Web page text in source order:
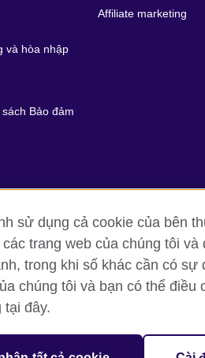
và hòa nhập
Bảo đảm
Affiliate marketing
Bảo mật thông tin và quy định
Nam) LLC (
sử dụng cả cookie của bên
trang web của chúng tôi
trong khi số khác cần có
chúng tôi và bạn có thể
tại đây.